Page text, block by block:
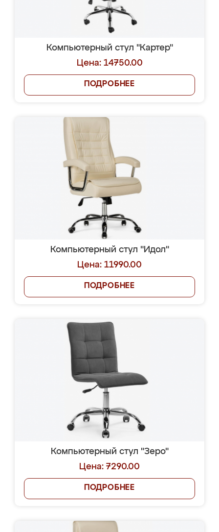
Компьютерный стул "Картер"
Цена: 14750.00
ПОДРОБНЕЕ
Компьютерный стул "Идол"
Цена: 11990.00
ПОДРОБНЕЕ
Компьютерный стул "Зеро"
Цена: 7290.00
ПОДРОБНЕЕ